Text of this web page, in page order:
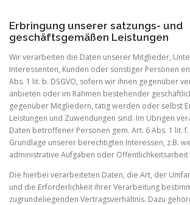
Erbringung unserer satzungs- und
geschäftsgemäßen Leistungen
Wir verarbeiten die Daten unserer Mitglieder,
Interessenten, Kunden oder sonstiger Personen
Abs. 1 lit. b. DSGVO, sofern wir ihnen gegenüber
anbieten oder im Rahmen bestehender
gegenüber Mitgliedern, tätig werden oder selbst
Leistungen und Zuwendungen sind. Im Übrigen
Daten betroffener Personen gem. Art. 6 Abs. 1 lit. f.
Grundlage unserer berechtigten Interessen, z.B.
administrative Aufgaben oder Öffentlichkeitsarbeit
Die hierbei verarbeiteten Daten, die Art, der
und die Erforderlichkeit ihrer Verarbeitung
zugrundeliegenden Vertragsverhältnis. Dazu